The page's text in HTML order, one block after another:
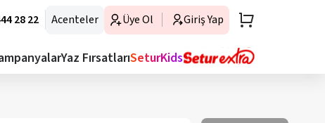
28 22 Acenteler Üye Ol Giriş Yap
Yaz FırsatlarıSeturKids